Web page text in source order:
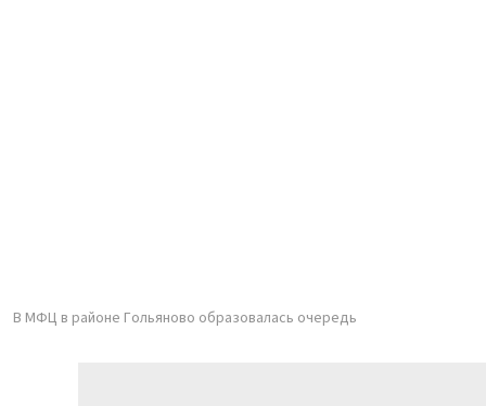
В МФЦ в районе Гольяново образовалась очередь